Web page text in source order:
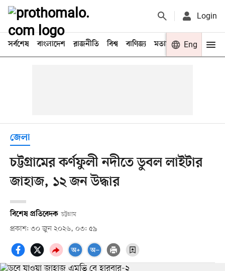
Login
সর্বশেষ বাংলাদেশ রাজনীতি বিশ্ব বাণিজ্য মতামত খেলা
Eng
জেলা
চট্টগ্রামের কর্ণফুলী নদীতে ডুবল লাইটার
জাহাজ, ১২ জন উদ্ধার
বিশেষ প্রতিবেদক চট্টগ্রাম
প্রকাশ: ৩০ জুন ২০২৬, ০৩: ৫৯